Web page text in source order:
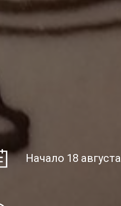
Начало 18 августа